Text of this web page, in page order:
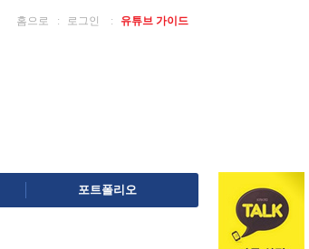
홈으로 ː 로그인 ː 유튜브 가이드
포트폴리오